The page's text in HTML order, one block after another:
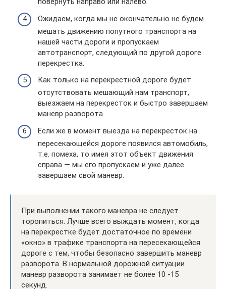
Ожидаем, когда мы не окончательно не будем
мешать движению попутного транспорта на
нашей части дороги и пропускаем
автотранспорт, следующий по другой дороге
перекрестка.
Как только на перекрестной дороге будет
отсутствовать мешающий нам транспорт,
выезжаем на перекресток и быстро завершаем
маневр разворота.
Если же в момент выезда на перекресток на
пересекающейся дороге появился автомобиль,
т.е. помеха, то имея этот объект движения
справа — мы его пропускаем и уже далее
завершаем свой маневр.
При выполнении такого маневра не следует
торопиться. Лучше всего выждать момент, когда
на перекрестке будет достаточное по времени
«окно» в трафике транспорта на пересекающейся
дороге с тем, чтобы безопасно завершить маневр
разворота. В нормальной дорожной ситуации
маневр разворота занимает не более 10 -15
секунд.